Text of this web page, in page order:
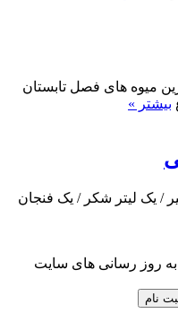
میوه های فصل تابستان
بیشتر »
/ یک لیتر شکر / یک فنجان
به روز رسانی های سایت